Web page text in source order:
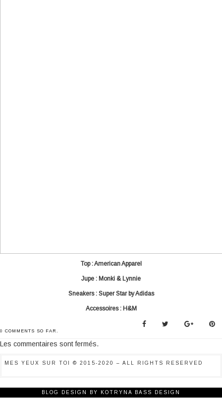
Top : American Apparel
Jupe : Monki & Lynnie
Sneakers : Super Star by Adidas
Accessoires : H&M
0 COMMENTS SO FAR.
Les commentaires sont fermés.
MES YEUX SUR TOI © 2015-2020 – ALL RIGHTS RESERVED
BLOG DESIGN BY KOTRYNA BASS DESIGN